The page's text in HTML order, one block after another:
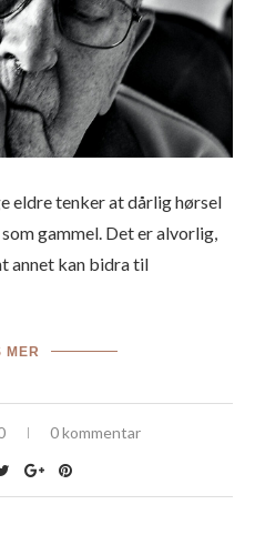
eldre tenker at dårlig hørsel
gammel. Det er alvorlig,
annet kan bidra til
MER
0 kommentar